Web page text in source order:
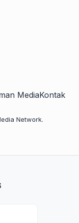
MediaKontak
Network.